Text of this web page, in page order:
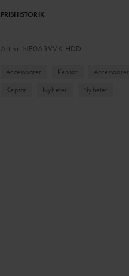
PRISHISTORIK
Art.nr. NF0A3VVK-HDD
Accessoarer Kepsar Accessoarer
Kepsar
Nyheter Nyheter